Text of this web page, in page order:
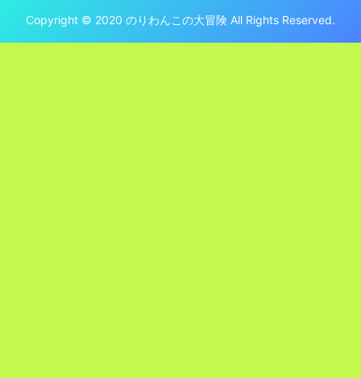
Copyright © 2020 のりわんこの大冒険 All Rights Reserved.